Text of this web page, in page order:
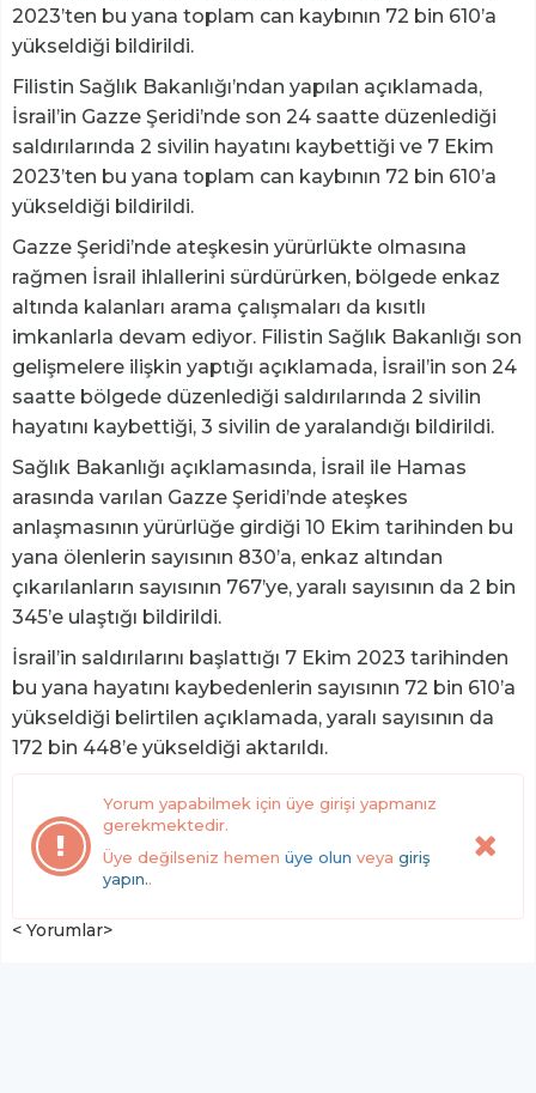
2023’ten bu yana toplam can kaybının 72 bin 610’a
yükseldiği bildirildi.
Filistin Sağlık Bakanlığı’ndan yapılan açıklamada,
İsrail’in Gazze Şeridi’nde son 24 saatte düzenlediği
saldırılarında 2 sivilin hayatını kaybettiği ve 7 Ekim
2023’ten bu yana toplam can kaybının 72 bin 610’a
yükseldiği bildirildi.
Gazze Şeridi’nde ateşkesin yürürlükte olmasına
rağmen İsrail ihlallerini sürdürürken, bölgede enkaz
altında kalanları arama çalışmaları da kısıtlı
imkanlarla devam ediyor. Filistin Sağlık Bakanlığı son
gelişmelere ilişkin yaptığı açıklamada, İsrail’in son 24
saatte bölgede düzenlediği saldırılarında 2 sivilin
hayatını kaybettiği, 3 sivilin de yaralandığı bildirildi.
Sağlık Bakanlığı açıklamasında, İsrail ile Hamas
arasında varılan Gazze Şeridi’nde ateşkes
anlaşmasının yürürlüğe girdiği 10 Ekim tarihinden bu
yana ölenlerin sayısının 830’a, enkaz altından
çıkarılanların sayısının 767’ye, yaralı sayısının da 2 bin
345’e ulaştığı bildirildi.
İsrail’in saldırılarını başlattığı 7 Ekim 2023 tarihinden
bu yana hayatını kaybedenlerin sayısının 72 bin 610’a
yükseldiği belirtilen açıklamada, yaralı sayısının da
172 bin 448’e yükseldiği aktarıldı.
Yorum yapabilmek için üye girişi yapmanız
gerekmektedir.
Üye değilseniz hemen üye olun veya giriş
yapın..
< Yorumlar>